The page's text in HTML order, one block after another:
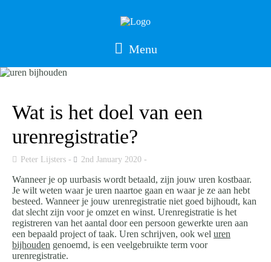
Menu
Wat is het doel van een
urenregistratie?
Peter Lijsters 2nd January 2020
Wanneer je op uurbasis wordt betaald, zijn jouw uren kostbaar.
Je wilt weten waar je uren naartoe gaan en waar je ze aan hebt
besteed. Wanneer je jouw urenregistratie niet goed bijhoudt, kan
dat slecht zijn voor je omzet en winst. Urenregistratie is het
registreren van het aantal door een persoon gewerkte uren aan
een bepaald project of taak. Uren schrijven, ook wel uren
bijhouden genoemd, is een veelgebruikte term voor
urenregistratie.